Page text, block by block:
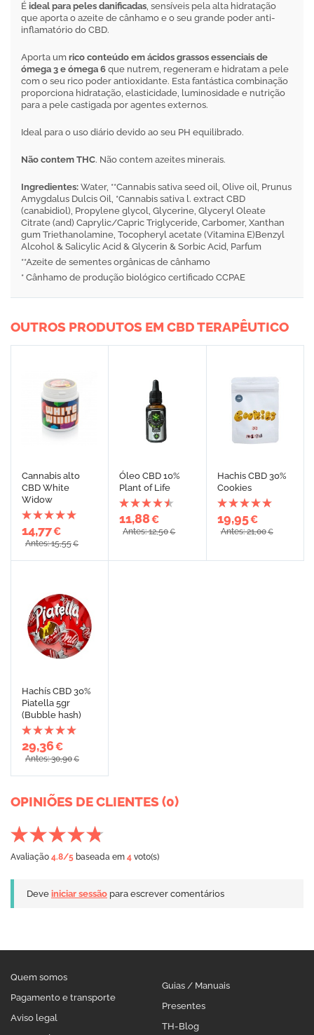
É ideal para peles danificadas, sensíveis pela alta hidratação
que aporta o azeite de cânhamo e o seu grande poder anti-
inflamatório do CBD.
Aporta um rico conteúdo em ácidos grassos essenciais de
ómega 3 e ómega 6 que nutrem, regeneram e hidratam a pele
com o seu rico poder antioxidante. Esta fantástica combinação
proporciona hidratação, elasticidade, luminosidade e nutrição
para a pele castigada por agentes externos.
Ideal para o uso diário devido ao seu PH equilibrado.
Não contem THC. Não contem azeites minerais.
Ingredientes: Water, **Cannabis sativa seed oil, Olive oil, Prunus
Amygdalus Dulcis Oil, *Cannabis sativa l. extract CBD
(canabidiol), Propylene glycol, Glycerine, Glyceryl Oleate
Citrate (and) Caprylic/Capric Triglyceride, Carbomer, Xanthan
gum Triethanolamine, Tocopheryl acetate (Vitamina E)Benzyl
Alcohol & Salicylic Acid & Glycerin & Sorbic Acid, Parfum
**Azeite de sementes orgânicas de cânhamo
* Cânhamo de produção biológico certificado CCPAE
OUTROS PRODUTOS EM CBD TERAPÊUTICO
Cannabis alto
CBD White
Widow
14,77€
Antes: 15,55€
Óleo CBD 10%
Plant of Life
11,88€
Antes: 12,50€
Hachis CBD 30%
Cookies
19,95€
Antes: 21,00€
Hachís CBD 30%
Piatella 5gr
(Bubble hash)
29,36€
Antes: 30,90€
OPINIÕES DE CLIENTES (0)
Avaliação 4.8/5 baseada em 4 voto(s)
Deve iniciar sessão para escrever comentários
Quem somos
Pagamento e transporte
Aviso legal
Guias / Manuais
Presentes
TH-Blog